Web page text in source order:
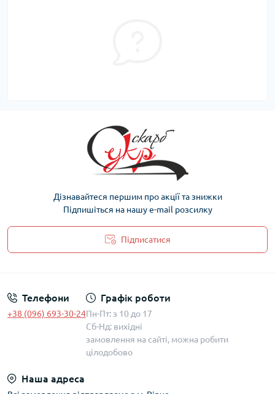
Дізнавайтеся першим про акції та знижки
Підпишіться на нашу e-mail розсилку
Підписатися
Телефони
+38 (096) 693-30-24
Графік роботи
Пн-Пт: з 10 до 17
Сб-Нд: вихідні
замовлення на сайті, можна робити
цілодобово
Наша адреса